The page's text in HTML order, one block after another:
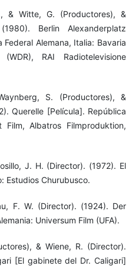
& Witte, G. (Productores), &
Berlin Alexanderplatz
Alemana, Italia: Bavaria
RAI Radiotelevisione
S. (Productores), &
Querelle [Película]. República
Film, Albatros Filmproduktion,
J. H. (Director). (1972). El
Estudios Churubusco.
F. W. (Director). (1924). Der
Universum Film (UFA).
& Wiene, R. (Director).
[El gabinete del Dr. Caligari]